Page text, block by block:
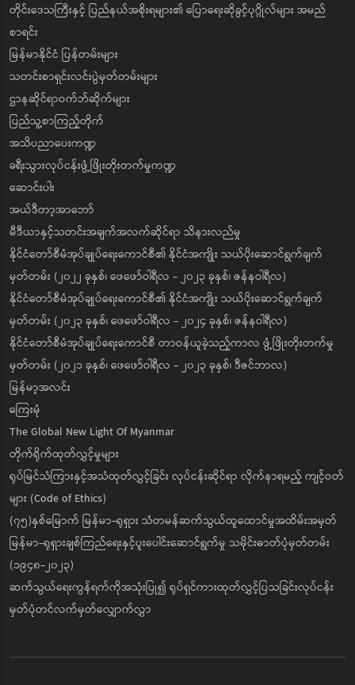
တိုင်းဒေသကြီးနှင့် ပြည်နယ်အစိုးရများ၏ ပြောရေးဆိုခွင့်ပုဂ္ဂိုလ်များ အမည်
စာရင်း
မြန်မာနိုင်ငံ ပြန်တမ်းများ
သတင်းစာရှင်းလင်းပွဲမှတ်တမ်းများ
ဌာနဆိုင်ရာဝက်ဘ်ဆိုက်များ
ပြည်သူ့စာကြည့်တိုက်
အသိပညာပေးကဏ္ဍ
ခရီးသွားလုပ်ငန်းဖွံ့ဖြိုးတိုးတက်မှုကဏ္ဍ
ဆောင်းပါး
အယ်ဒီတာ့အာဘော်
မီဒီယာနှင့်သတင်းအချက်အလက်ဆိုင်ရာ သိနားလည်မှု
နိုင်ငံတော်စီမံအုပ်ချုပ်ရေးကောင်စီ၏ နိုင်ငံအကျိုး သယ်ပိုးဆောင်ရွက်ချက်
မှတ်တမ်း (၂၀၂၂ ခုနှစ်၊ ဖေဖော်ဝါရီလ - ၂၀၂၃ ခုနှစ်၊ ဇန်နဝါရီလ)
နိုင်ငံတော်စီမံအုပ်ချုပ်ရေးကောင်စီ၏ နိုင်ငံအကျိုး သယ်ပိုးဆောင်ရွက်ချက်
မှတ်တမ်း (၂၀၂၃ ခုနှစ်၊ ဖေဖော်ဝါရီလ - ၂၀၂၄ ခုနှစ်၊ ဇန်နဝါရီလ)
နိုင်ငံတော်စီမံအုပ်ချုပ်ရေးကောင်စီ တာဝန်ယူခဲ့သည့်ကာလ ဖွံ့ဖြိုးတိုးတက်မှု
မှတ်တမ်း (၂၀၂၁ ခုနှစ်၊ ဖေဖော်ဝါရီလ - ၂၀၂၃ ခုနှစ်၊ ဒီဇင်ဘာလ)
မြန်မာ့အလင်း
ကြေးမုံ
The Global New Light Of Myanmar
တိုက်ရိုက်ထုတ်လွှင့်မှုများ
ရုပ်မြင်သံကြားနှင့်အသံထုတ်လွှင့်ခြင်း လုပ်ငန်းဆိုင်ရာ လိုက်နာရမည့် ကျင့်ဝတ်
များ (Code of Ethics)
(၇၅)နှစ်မြောက် မြန်မာ-ရုရှား သံတမန်ဆက်သွယ်ထူထောင်မှုအထိမ်းအမှတ်
မြန်မာ-ရုရှားချစ်ကြည်ရေးနှင့်ပူးပေါင်းဆောင်ရွက်မှု သမိုင်းဓာတ်ပုံမှတ်တမ်း
(၁၉၄၈-၂၀၂၃)
ဆက်သွယ်ရေးကွန်ရက်ကိုအသုံးပြု၍ ရုပ်ရှင်ကားထုတ်လွှင့်ပြသခြင်းလုပ်ငန်း
မှတ်ပုံတင်လက်မှတ်လျှောက်လွှာ